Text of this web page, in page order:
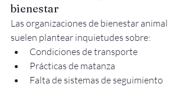
bienestar
Las organizaciones de bienestar animal
suelen plantear inquietudes sobre:
Condiciones de transporte
Prácticas de matanza
Falta de sistemas de seguimiento